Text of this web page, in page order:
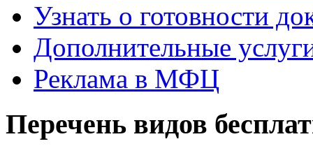
Узнать о готовности
Дополнительные
Реклама в МФЦ
Перечень видов